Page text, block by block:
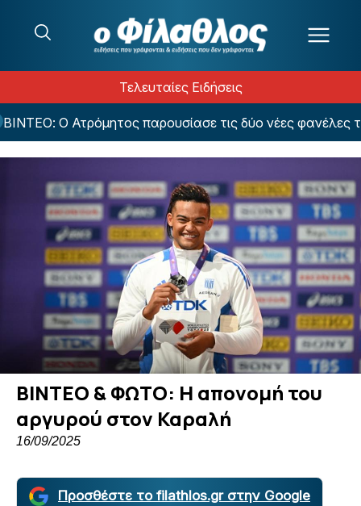
Τελευταίες Ειδήσεις
Ο Ατρόμητος παρουσίασε τις δύο νέες φανέλες του
ΒΙΝΤΕΟ & ΦΩΤΟ: Η απονομή του
αργυρού στον Καραλή
16/09/2025
Προσθέστε το filathlos.gr στην Google